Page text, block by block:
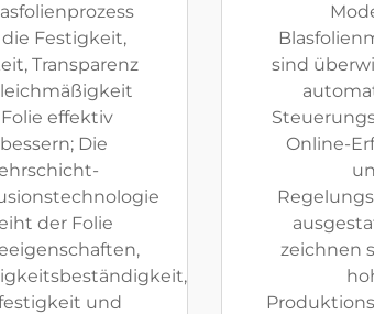
Festigkeit,
Transparenz
effektiv
Die
der Folie
und
sind
Online-
zeichnen